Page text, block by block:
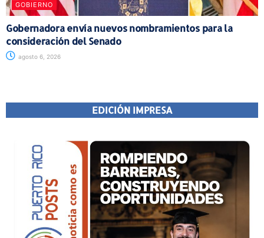
GOBIERNO
Gobernadora envía nuevos nombramientos para la
consideración del Senado
agosto 6, 2026
EDICIÓN IMPRESA